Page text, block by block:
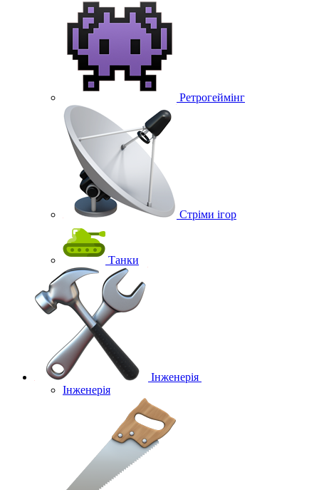
Ретрогеймінг
Стріми ігор
Танки
Інженерія
Інженерія